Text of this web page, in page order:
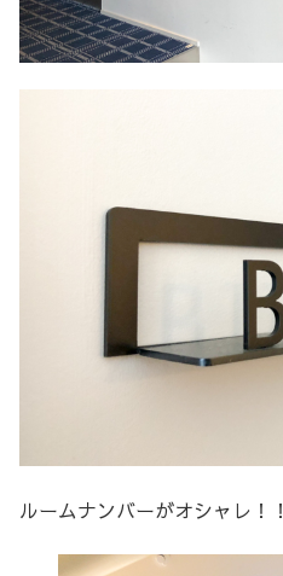
ルームナンバーがオシャレ！！